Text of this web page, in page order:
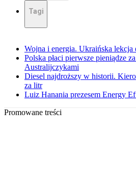
Tagi
Wojna i energia. Ukraińska lekcja
Polska płaci pierwsze pieniądze
Australijczykami
Diesel najdroższy w historii.
za litr
Luiz Hanania prezesem Energy
Promowane treści